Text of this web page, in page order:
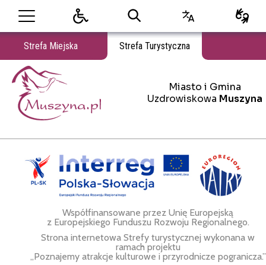
Strefa Miejska Strefa Turystyczna
Miasto i Gmina
Uzdrowiskowa Muszyna
Miasto i Gmina Uzdrowiskowa Muszyna
Współfinansowane przez Unię Europejską
z Europejskiego Funduszu Rozwoju Regionalnego.
Strona internetowa Strefy turystycznej wykonana w
ramach projektu
„Poznajemy atrakcje kulturowe i przyrodnicze pogranicza.”